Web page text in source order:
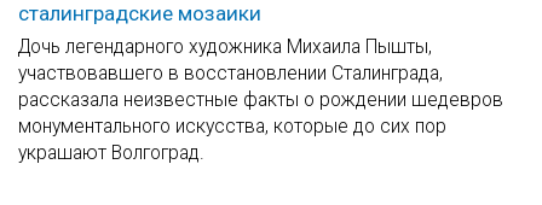
сталинградские мозаики
Дочь легендарного художника Михаила Пышты,
участвовавшего в восстановлении Сталинграда,
рассказала неизвестные факты о рождении шедевров
монументального искусства, которые до сих пор
украшают Волгоград.